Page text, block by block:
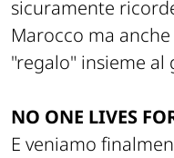
sicuramente
Marocco ma
"regalo" insieme al
NO ONE LIVES
E veniamo